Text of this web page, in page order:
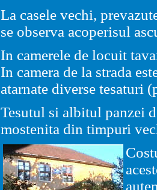
La casele vechi,
se observa acoperisul
In camerele de locuit
In camera de la strada
atarnate diverse tesaturi
Tesutul si albitul panzei
mostenita din timpuri